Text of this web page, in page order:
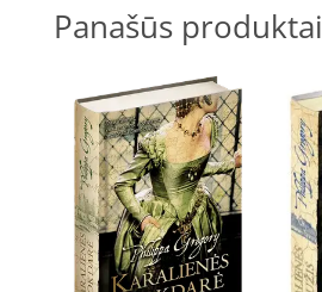
Panašūs produktai